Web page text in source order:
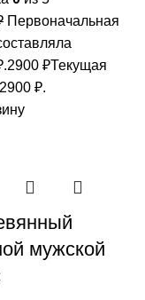
Первоначальная
2900 ₽Текущая
₽.
мужской